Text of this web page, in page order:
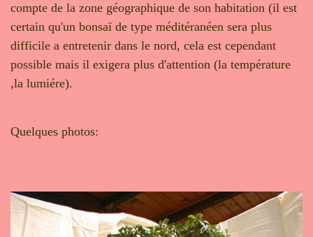
compte de la zone géographique de son habitation (il est
certain qu'un bonsaï de type méditéranéen sera plus
difficile a entretenir dans le nord, cela est cependant
possible mais il exigera plus d'attention (la température
,la lumiére).
Quelques photos: